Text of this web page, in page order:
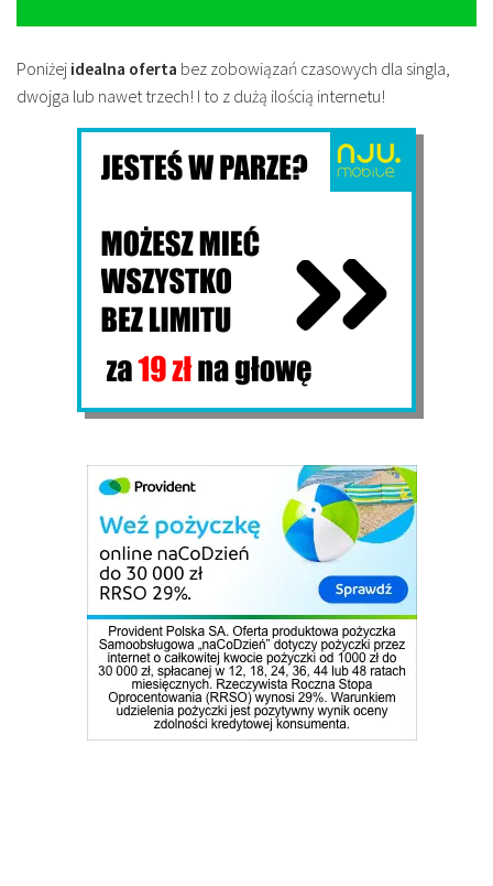
Poniżej idealna oferta bez zobowiązań czasowych dla singla,
dwojga lub nawet trzech! I to z dużą ilością internetu!